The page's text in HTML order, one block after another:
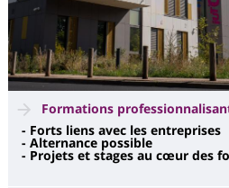
Formations
- Forts liens avec les entreprises
- Alternance possible
- Projets et stages au cœur des